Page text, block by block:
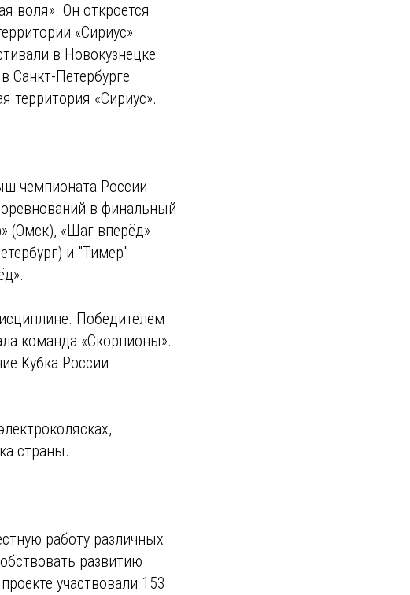
воля». Он откроется
«Сириус».
в Новокузнецке
Санкт-Петербурге
территория «Сириус».
чемпионата России
в финальный
(Омск), «Шаг вперёд»
и "Тимер"
Победителем
команда «Скорпионы».
Кубка России
страны.
работу различных
развитию
участвовали 153